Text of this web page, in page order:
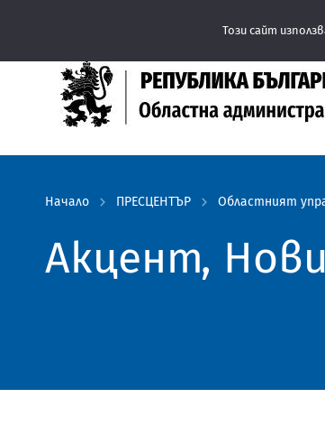
Начало ПРЕСЦЕНТЪР Областният
Акцент,
Този сайт